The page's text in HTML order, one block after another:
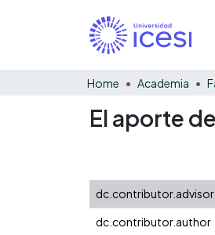
Home Academia
El aporte
dc.contributor.advisor
dc.contributor.author